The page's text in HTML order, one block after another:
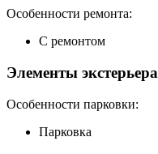
Особенности ремонта:
С ремонтом
Элементы экстерьера
Особенности парковки:
Парковка